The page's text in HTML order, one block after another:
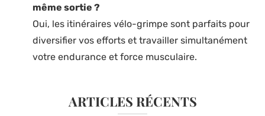
même sortie ?
Oui, les itinéraires vélo-grimpe sont parfaits pour
diversifier vos efforts et travailler simultanément
votre endurance et force musculaire.
ARTICLES RÉCENTS